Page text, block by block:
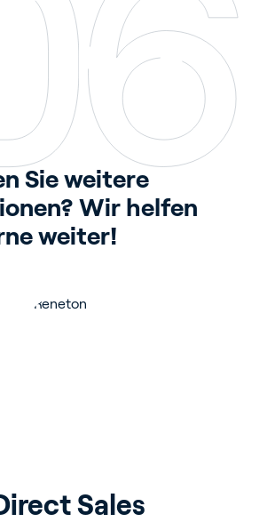
Sie weitere
Wir helfen
weiter!
Sales